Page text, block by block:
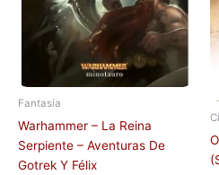
Fantasía
Warhammer – La Reina
Serpiente – Aventuras De
Gotrek Y Félix